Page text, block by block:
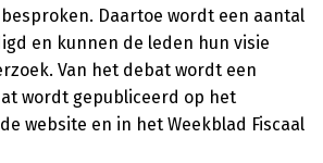
Daartoe wordt een aantal
en kunnen de leden hun visie
Van het debat wordt een
wordt gepubliceerd op het
website en in het Weekblad Fiscaal